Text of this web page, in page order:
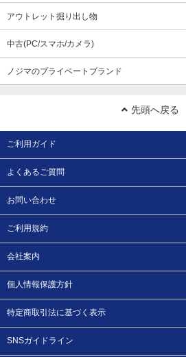
アウトレット掘り出し物
中古(PC/スマホ/カメラ)
ノジマのプライベートブランド
先頭へ戻る
ご利用ガイド
よくあるご質問
お問い合わせ
ご利用規約
会社案内
個人情報保護方針
特定商取引法に基づく表示
SNSガイドライン